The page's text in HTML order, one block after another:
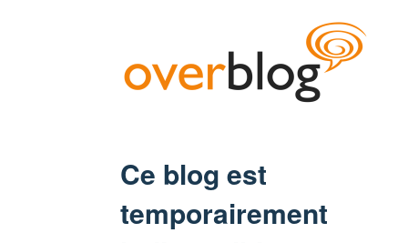
Ce blog est
temporairement